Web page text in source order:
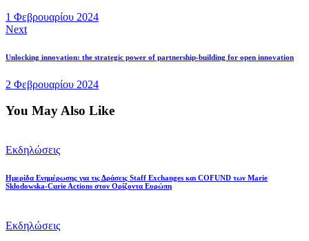
1 Φεβρουαρίου 2024
Next
Unlocking innovation: the strategic power of partnership-building for open innovation
2 Φεβρουαρίου 2024
You May Also Like
Εκδηλώσεις
Ημερίδα Ενημέρωσης για τις Δράσεις Staff Exchanges και COFUND των Marie
Skłodowska-Curie Actions στον Ορίζοντα Ευρώπη
Εκδηλώσεις